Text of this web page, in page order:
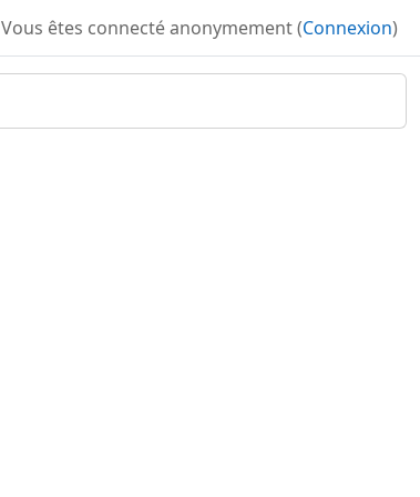
Vous êtes connecté anonymement (Connexion)